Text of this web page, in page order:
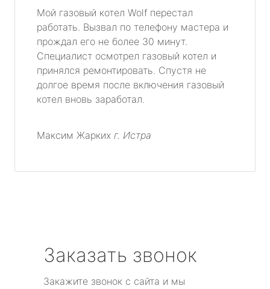
Мой газовый котел Wolf перестал
работать. Вызвал по телефону мастера и
прождал его не более 30 минут.
Специалист осмотрел газовый котел и
принялся ремонтировать. Спустя не
долгое время после включения газовый
котел вновь заработал.
Максим Жарких г. Истра
Заказать звонок
Закажите звонок с сайта и мы